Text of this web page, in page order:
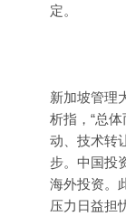
定。
新加坡管理
析指，“总
动、技术转
步。中国投
海外投资。
压力日益担忧